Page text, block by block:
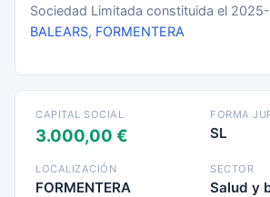
Sociedad Limitada constituida el
BALEARS, FORMENTERA
CAPITAL SOCIAL
3.000,00 €
FORMA
SL
LOCALIZACIÓN
FORMENTERA
SECTOR
Salud y